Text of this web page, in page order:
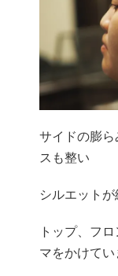
サイドの膨
スも整い
シルエットが
トップ、フ
マをかけてい